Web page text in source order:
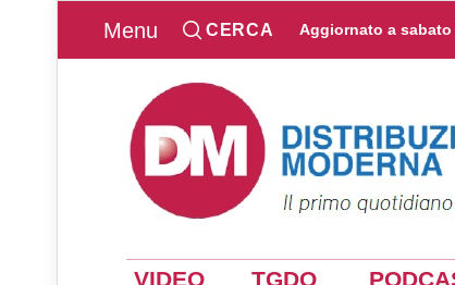
Menu CERCA Aggiornato a sabato